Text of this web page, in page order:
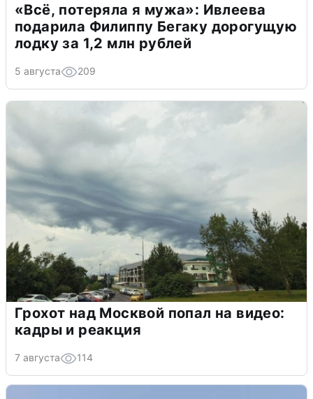
«Всё, потеряла я мужа»: Ивлеева
подарила Филиппу Бегаку дорогущую
лодку за 1,2 млн рублей
5 августа 209
Грохот над Москвой попал на видео:
кадры и реакция
7 августа 114